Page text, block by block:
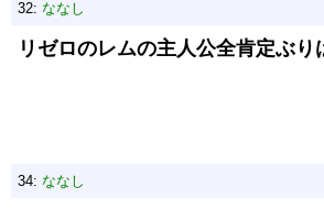
32: ななし
リゼロのレムの主人公全肯定ぶり
34: ななし